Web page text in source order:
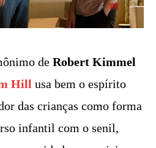
de Robert Kimmel
Hill usa bem o espírito
das crianças como forma
infantil com o senil,